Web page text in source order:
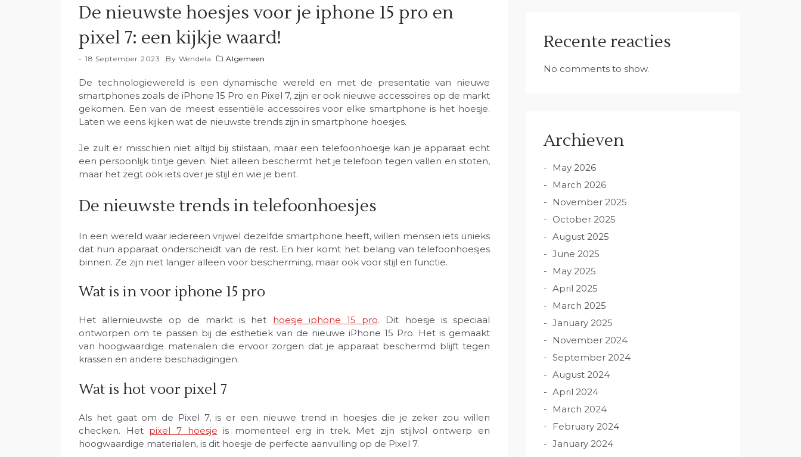
De nieuwste hoesjes voor je iphone 15 pro en
pixel 7: een kijkje waard!
18 September 2023 By Wendela Algemeen
De technologiewereld is een dynamische wereld en met de presentatie van nieuwe
smartphones zoals de iPhone 15 Pro en Pixel 7, zijn er ook nieuwe accessoires op de markt
gekomen. Een van de meest essentiële accessoires voor elke smartphone is het hoesje.
Laten we eens kijken wat de nieuwste trends zijn in smartphone hoesjes.
Je zult er misschien niet altijd bij stilstaan, maar een telefoonhoesje kan je apparaat echt
een persoonlijk tintje geven. Niet alleen beschermt het je telefoon tegen vallen en stoten,
maar het zegt ook iets over je stijl en wie je bent.
De nieuwste trends in telefoonhoesjes
In een wereld waar iedereen vrijwel dezelfde smartphone heeft, willen mensen iets unieks
dat hun apparaat onderscheidt van de rest. En hier komt het belang van telefoonhoesjes
binnen. Ze zijn niet langer alleen voor bescherming, maar ook voor stijl en functie.
Wat is in voor iphone 15 pro
Het allernieuwste op de markt is het hoesje iphone 15 pro. Dit hoesje is speciaal
ontworpen om te passen bij de esthetiek van de nieuwe iPhone 15 Pro. Het is gemaakt
van hoogwaardige materialen die ervoor zorgen dat je apparaat beschermd blijft tegen
krassen en andere beschadigingen.
Wat is hot voor pixel 7
Als het gaat om de Pixel 7, is er een nieuwe trend in hoesjes die je zeker zou willen
checken. Het pixel 7 hoesje is momenteel erg in trek. Met zijn stijlvol ontwerp en
hoogwaardige materialen, is dit hoesje de perfecte aanvulling op de Pixel 7.
Recente reacties
No comments to show.
Archieven
May 2026
March 2026
November 2025
October 2025
August 2025
June 2025
May 2025
April 2025
March 2025
January 2025
November 2024
September 2024
August 2024
April 2024
March 2024
February 2024
January 2024